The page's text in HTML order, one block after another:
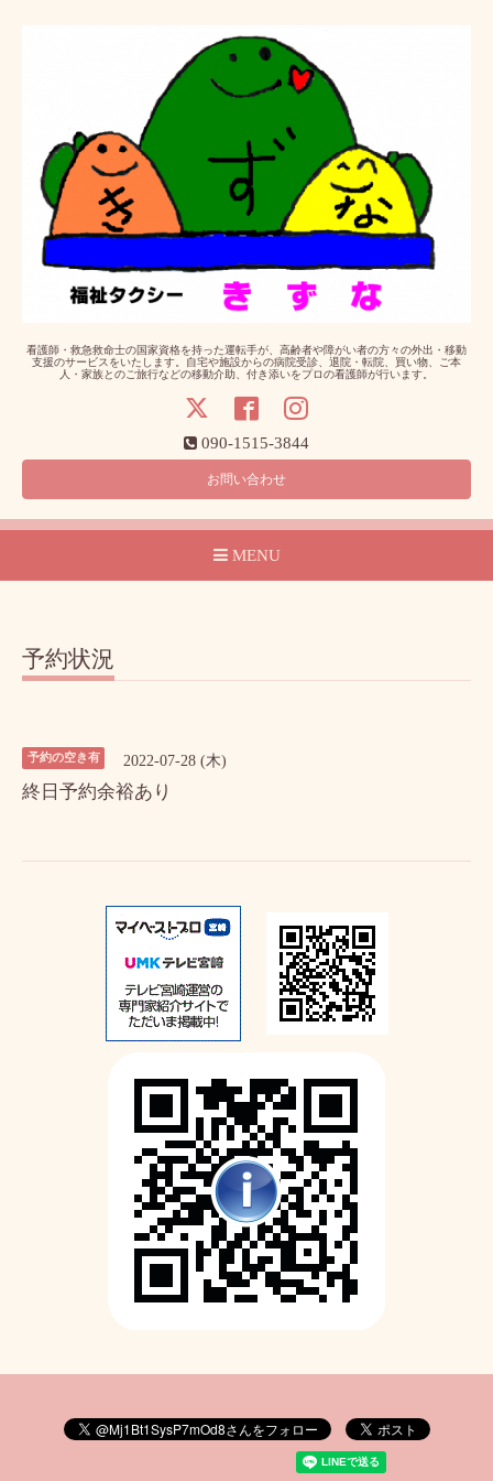
看護師・救急救命士の国家資格を持った運転手が、高齢者や障がい者の方々の外出・移動
支援のサービスをいたします。自宅や施設からの病院受診、退院・転院、買い物、ご本
人・家族とのご旅行などの移動介助、付き添いをプロの看護師が行います。
090-1515-3844
お問い合わせ
MENU
予約状況
予約の空き有 2022-07-28 (木)
終日予約余裕あり